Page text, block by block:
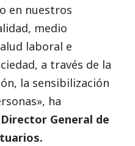
en nuestros
medio
laboral e
a través de la
la sensibilización
ha
Director General de